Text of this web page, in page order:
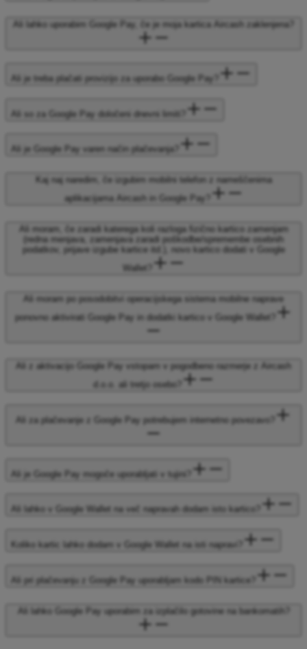
Ali lahko uporabim Google Pay, če je moja kartica Aircash zaklenjena?
Ali je treba plačati provizijo za uporabo Google Pay?
Ali so za Google Pay določeni dnevni limiti?
Ali je Google Pay varen način plačevanja?
Kaj naj naredim, če izgubim mobilni telefon z nameščenima
aplikacijama Aircash in Google Pay?
Ali moram, če zaradi katerega koli razloga fizično kartico zamenjam
(redna menjava, zamenjava zaradi poškodbe/spremembe osebnih
podatkov, prijave izgube kartice itd.), novo kartico dodati v Google
Wallet?
Ali moram po posodobitvi operacijskega sistema mobilne naprave
ponovno aktivirati Google Pay in dodatki kartico v Google Wallet?
Ali z aktivacijo Google Pay vstopam v pogodbeno razmerje z Aircash
d.o.o. ali tretjo osebo?
Ali za plačevanje z Google Pay potrebujem internetno povezavo?
Ali je Google Pay mogoče uporabljati v tujini?
Ali lahko v Google Wallet na več napravah dodam isto kartico?
Koliko kartic lahko dodam v Google Wallet na isti napravi?
Ali pri plačevanju z Google Pay uporabljam kodo PIN kartice?
Ali lahko Google Pay uporabim za izplačilo gotovine na bankomatih?